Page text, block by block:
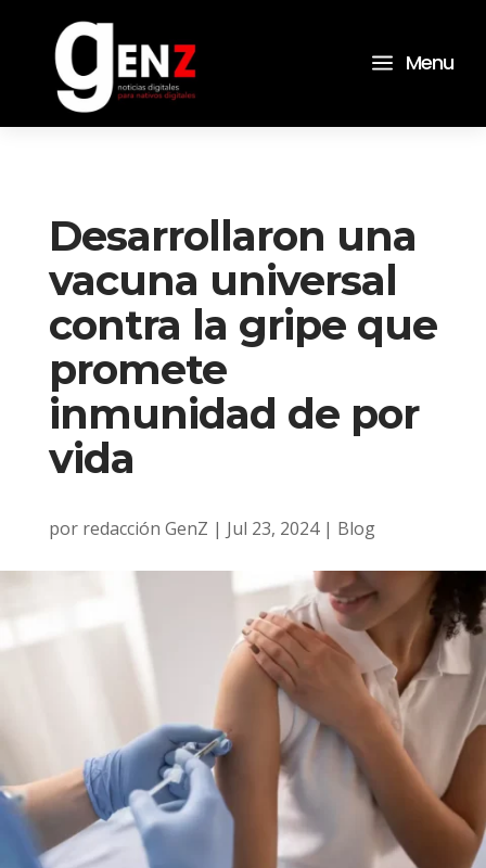
a Menu
Desarrollaron una
vacuna universal
contra la gripe que
promete
inmunidad de por
vida
por redacción GenZ | Jul 23, 2024| Blog